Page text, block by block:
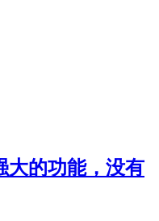
的功能，没有